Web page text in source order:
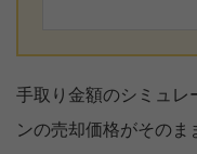
手取り金額のシミュレ
ンの売却価格がそのま